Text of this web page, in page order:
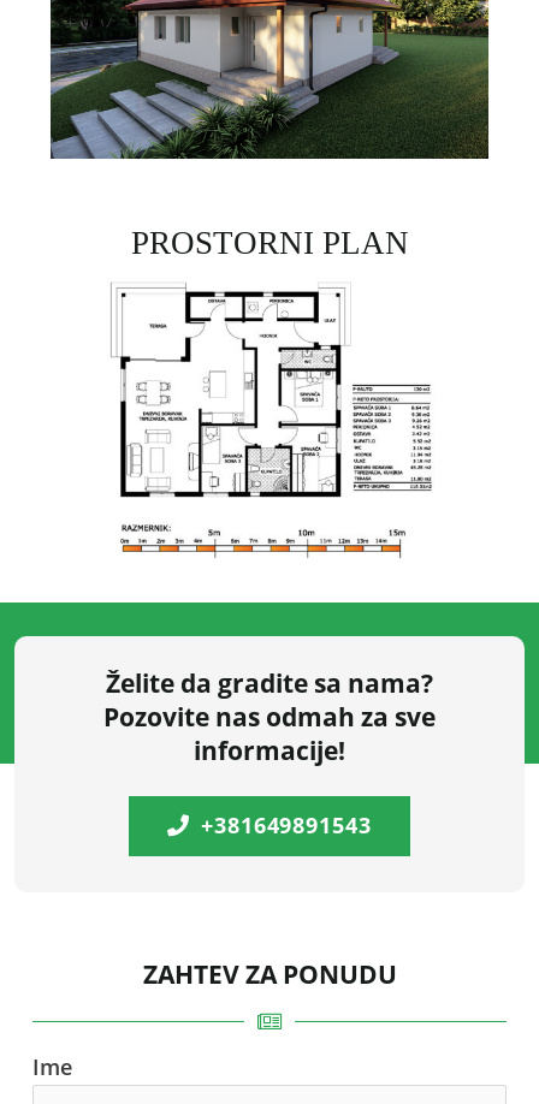
PROSTORNI PLAN
Želite da gradite sa nama?
Pozovite nas odmah za sve
informacije!
+381649891543
ZAHTEV ZA PONUDU
Ime